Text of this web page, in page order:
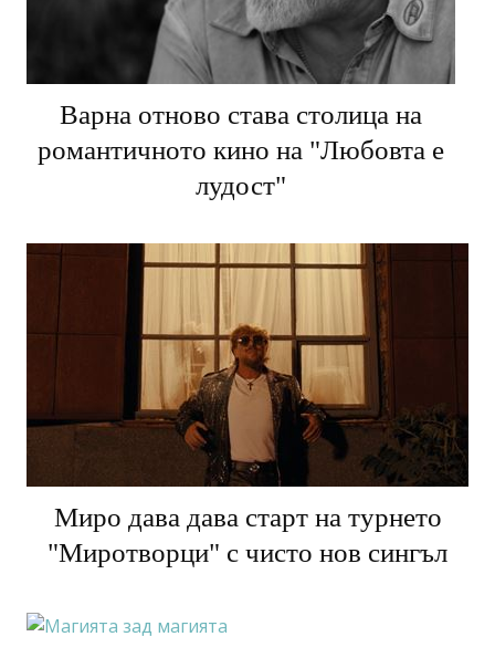
Варна отново става столица на
романтичното кино на "Любовта е
лудост"
Миро дава дава старт на турнето
"Миротворци" с чисто нов сингъл